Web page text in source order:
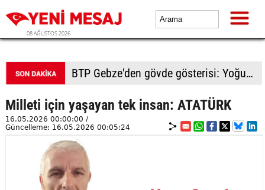
08 AĞUSTOS 2026
BTP Gebze'den gövde gösterisi: Yoğun katılımla yeni üyeler rozetlerini taktı
Milleti için yaşayan tek insan: ATATÜRK
16.05.2026 00:00:00 /
Güncelleme: 16.05.2026 00:05:24